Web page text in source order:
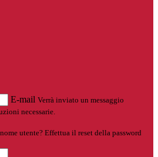
E-mail Verrà inviato un messaggio
necessarie.
utente? Effettua il reset della password